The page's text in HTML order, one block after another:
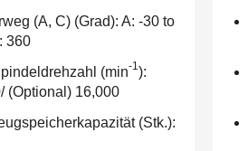
(A, C) (Grad): A: -30 to
360
(min-1):
(Optional) 16,000
(Stk.):